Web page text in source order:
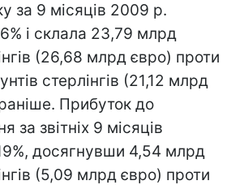
за 9 місяців 2009 р.
і склала 23,79 млрд
(26,68 млрд євро) проти
стерлінгів (21,12 млрд
Прибуток до
за звітніх 9 місяців
досягнувши 4,54 млрд
(5,09 млрд євро) проти